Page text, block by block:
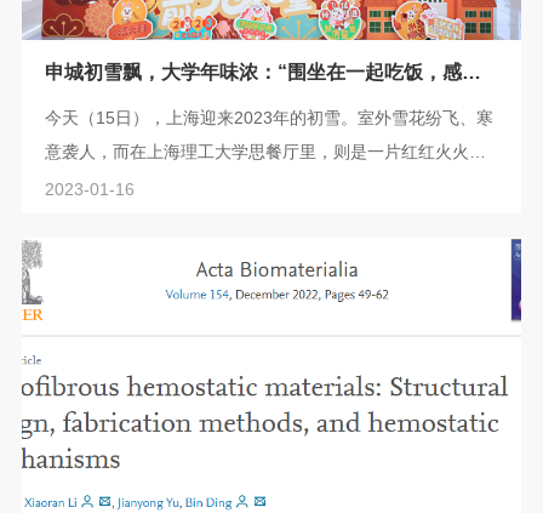
申城初雪飘，大学年味浓：“围坐在一起吃饭，感觉
今天（15日），上海迎来2023年的初雪。室外雪花纷飞、寒
意袭人，而在上海理工大学思餐厅里，则是一片红红火火、
暖意融融的景象：步入小年，春节脚步临近，大学的餐厅里
前来拍照、打卡。 写春联、做灯笼、投壶、踢毽子、猜灯
2023-01-16